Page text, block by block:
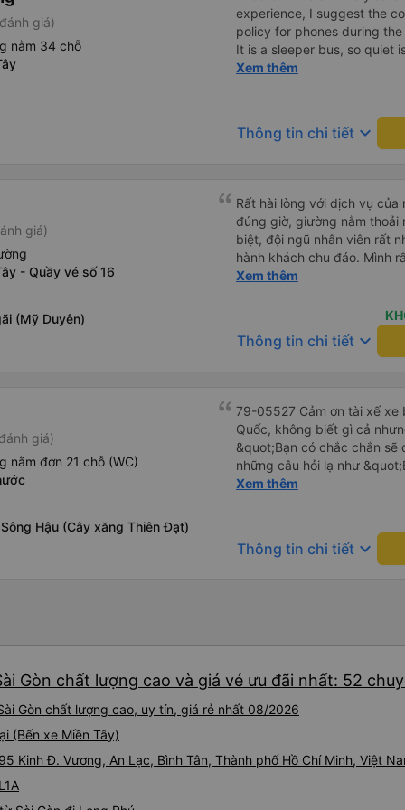
giá)
nằm 34 chỗ
experience, I suggest the
policy for phones during
It is a sleeper bus, so quiet
Wi-Fi password clearly
hơn, tôi góp ý nhà xe nên
lặng (tắt âm thanh điện
Tôi vẫn sẽ tiếp tục ủng hộ
Xem thêm
Thông tin chi tiết keyboard_arrow_down
giá)
- Quầy vé số 16
(Mỹ Duyên)
Rất hài lòng với dịch vụ của
đúng giờ, giường nằm thoải
biệt, đội ngũ nhân viên rất
hành khách chu đáo. Mình
viên trung chuyển ở Mỹ
Nhân viên tại nhà xe Mỹ
hướng dẫn rõ ràng và tạo
chuyển. Chắc chắn sẽ tiếp
Xem thêm
Thông tin chi tiết keyboard_arrow_down
giá)
nằm đơn 21 chỗ (WC)
Hậu (Cây xăng Thiên Đạt)
79-05527 Cảm ơn tài xế xe
Quốc, không biết gì cả
&quot;Bạn có chắc chắn sẽ
những câu hỏi lạ như
sạn của chúng tôi
và thậm chí còn đón tôi tại
buổi sáng. ngu ngốc đến
liên tục hỏi trên Google
khách sạn của chúng tôi
2h30 sáng nhưng lúc đó
ngủ thêm và đợi ở trạm
vì tôi trông ngu ngốc quá..
tài xế thì sẽ rất nguy hiểm..
Xem thêm
Thông tin chi tiết keyboard_arrow_down
Gòn chất lượng cao và giá vé ưu đãi nhất: 52
Gòn chất lượng cao, uy tín, giá rẻ nhất 08/2026
(Bến xe Miền Tây)
Kinh Đ. Vương, An Lạc, Bình Tân, Thành phố Hồ Chí Minh, Việt